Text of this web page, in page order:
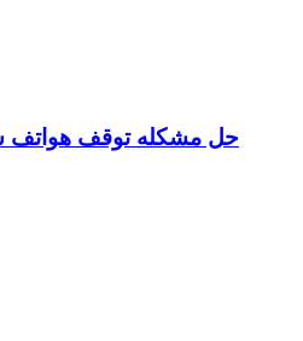
حل مشكله توقف هواتف